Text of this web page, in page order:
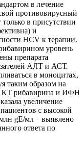
в лечение
противовирусный
в присутствии
и
HCV к терапии.
уровень
препарата
АЛТ и АСТ.
в моноцитах,
таким образом на
КТ рибавирина и ИФН
увеличение
с высокой
gE/мл – выявлено
ответа по